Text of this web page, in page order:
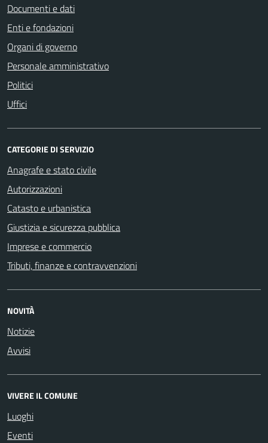
Documenti e dati
Enti e fondazioni
Organi di governo
Personale amministrativo
Politici
Uffici
CATEGORIE DI SERVIZIO
Anagrafe e stato civile
Autorizzazioni
Catasto e urbanistica
Giustizia e sicurezza pubblica
Imprese e commercio
Tributi, finanze e contravvenzioni
NOVITÀ
Notizie
Avvisi
VIVERE IL COMUNE
Luoghi
Eventi